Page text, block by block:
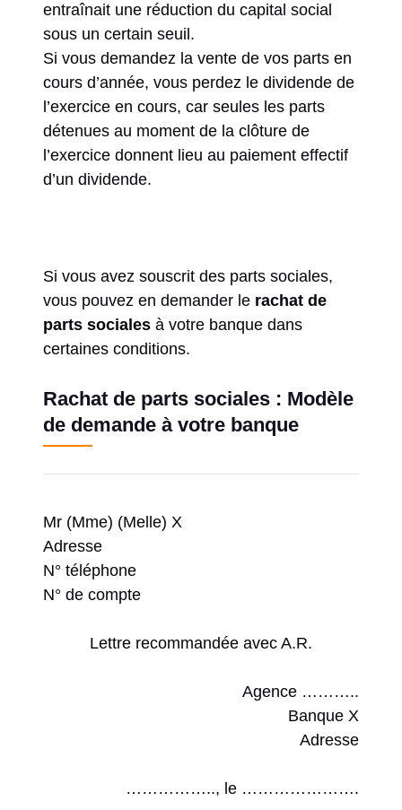
entraînait une réduction du capital social
sous un certain seuil.
Si vous demandez la vente de vos parts en
cours d’année, vous perdez le dividende de
l’exercice en cours, car seules les parts
détenues au moment de la clôture de
l’exercice donnent lieu au paiement effectif
d’un dividende.
Si vous avez souscrit des parts sociales,
vous pouvez en demander le rachat de
parts sociales à votre banque dans
certaines conditions.
Rachat de parts sociales : Modèle
de demande à votre banque
Mr (Mme) (Melle) X
Adresse
N° téléphone
N° de compte
Lettre recommandée avec A.R.
Agence ………..
Banque X
Adresse
…………….., le ………………….